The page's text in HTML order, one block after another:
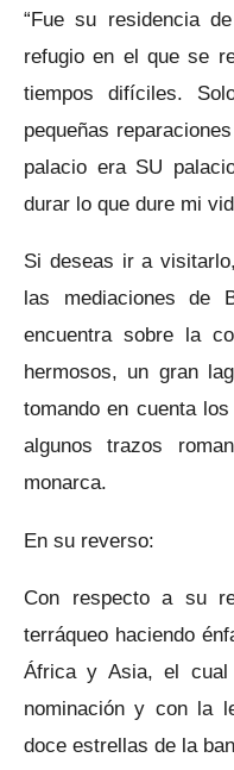
“Fue su residencia
refugio en el que se
tiempos difíciles.
pequeñas
palacio era SU
durar lo que dure mi
Si deseas ir a
las mediaciones de
encuentra sobre la
hermosos, un gran
tomando en cuenta
algunos trazos
monarca.
En su reverso:
Con respecto a su
terráqueo haciendo
África y Asia, el
nominación y con la
doce estrellas de la